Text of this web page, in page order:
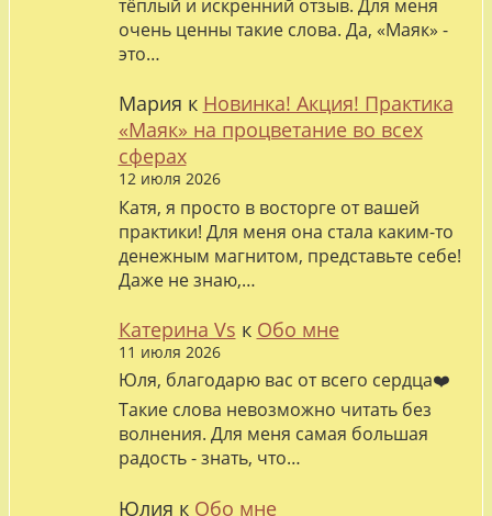
тёплый и искренний отзыв. Для меня
очень ценны такие слова. Да, «Маяк» -
это…
Мария к Новинка! Акция! Практика
«Маяк» на процветание во всех
сферах
12 июля 2026
Катя, я просто в восторге от вашей
практики! Для меня она стала каким-то
денежным магнитом, представьте себе!
Даже не знаю,…
Катерина Vs к Обо мне
11 июля 2026
Юля, благодарю вас от всего сердца❤️
Такие слова невозможно читать без
волнения. Для меня самая большая
радость - знать, что…
Юлия к Обо мне